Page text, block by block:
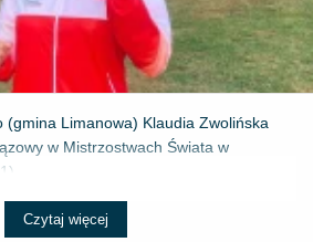
(gmina Limanowa) Klaudia Zwolińska
w Mistrzostwach Świata w
...
Czytaj więcej